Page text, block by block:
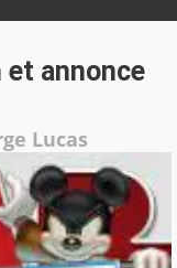
et annonce
Lucas